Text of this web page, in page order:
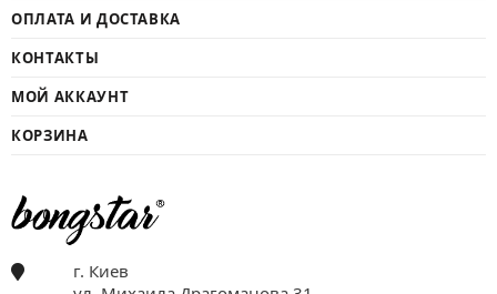
ОПЛАТА И ДОСТАВКА
КОНТАКТЫ
МОЙ АККАУНТ
КОРЗИНА
г. Киев